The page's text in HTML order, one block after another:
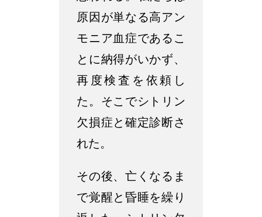
原因が単なる高アン
モニア血症であるこ
とに納得がいかず、
再度検査を依頼し
た。そこでシトリン
欠損症と確定診断さ
れた。
その後、亡くなるま
で覚醒と昏睡を繰り